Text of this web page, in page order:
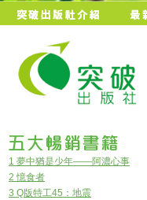
1 夢中猶是少年——阿濃心事
2 憶食者
3 Q版特工45：地震